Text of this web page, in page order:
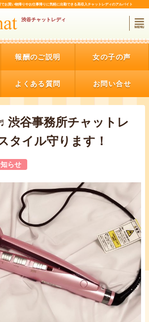
でお買い物帰りやお仕事帰りに気軽に出勤できる高収入チャットレディのアルバイト
渋谷チャットレディ
報酬のご説明 女の子の声
よくある質問 お問い合せ
渋谷事務所チャットレ
タイル守ります！
らせ